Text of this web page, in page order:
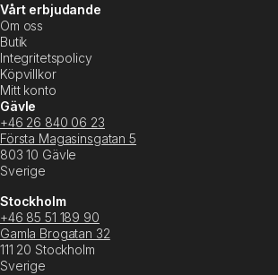
Vårt erbjudande
Om oss
Butik
Integritetspolicy
Köpvillkor
Mitt konto
Gävle
+46 26 840 06 23
Första Magasinsgatan 5
803 10 Gävle
Sverige
Stockholm
+46 85 51 189 90
Gamla Brogatan 32
111 20 Stockholm
Sverige